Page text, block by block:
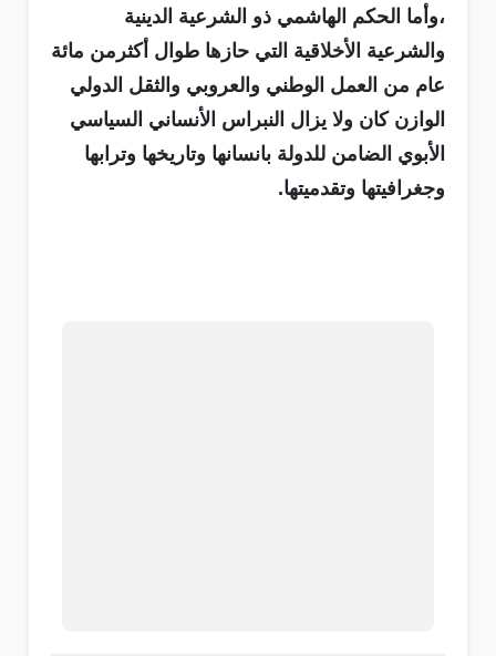
،وأما الحكم الهاشمي ذو الشرعية الدينية
والشرعية الأخلاقية التي حازها طوال أكثرمن مائة
عام من العمل الوطني والعروبي والثقل الدولي
الوازن كان ولا يزال النبراس الأنساني السياسي
الأبوي الضامن للدولة بانسانها وتاريخها وترابها
وجغرافيتها وتقدميتها.